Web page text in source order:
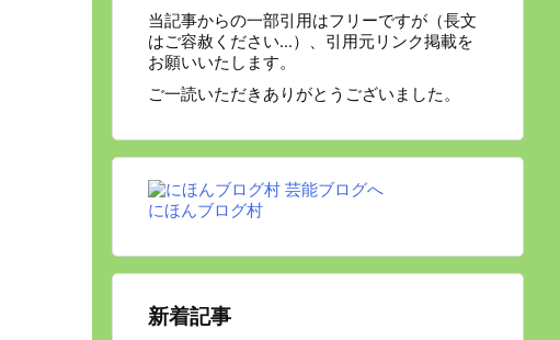
当記事からの一部引用はフリーですが（長文
はご容赦ください…）、引用元リンク掲載を
お願いいたします。
ご一読いただきありがとうございました。
にほんブログ村
新着記事